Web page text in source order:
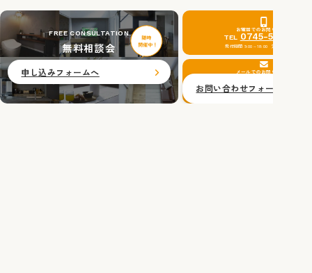
FREE CONSULTATION
無料相談会
申し込みフォームへ
お電話でのお問い合わせ
TEL 0745-51-0201
受付時間 9:00～18:00 定休日：水曜日
メールでのお問い合わせ
お問い合わせフォームへ